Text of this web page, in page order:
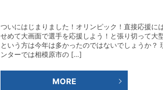
ついにはじまりました！オリンピック！直接応援に
せめて大画面で選手を応援しよう！と張り切って大
という方は今年は多かったのではないでしょうか？
ンターでは相模原市の […]
MORE